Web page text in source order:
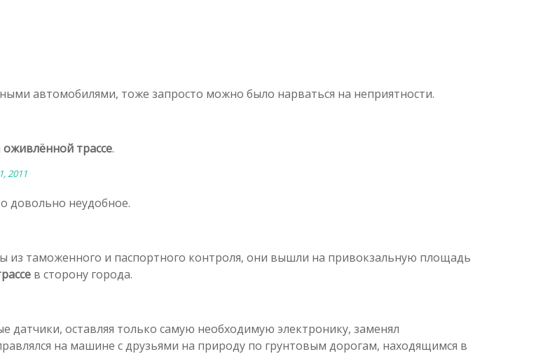
автомобилями, тоже запросто можно было нарваться на неприятности.
оживлённой трассе.
2011
довольно неудобное.
из таможенного и паспортного контроля, они вышли на привокзальную площадь
в сторону города.
оставляя только самую необходимую электронику, заменял
на машине с друзьями на природу по грунтовым дорогам, находящимся в